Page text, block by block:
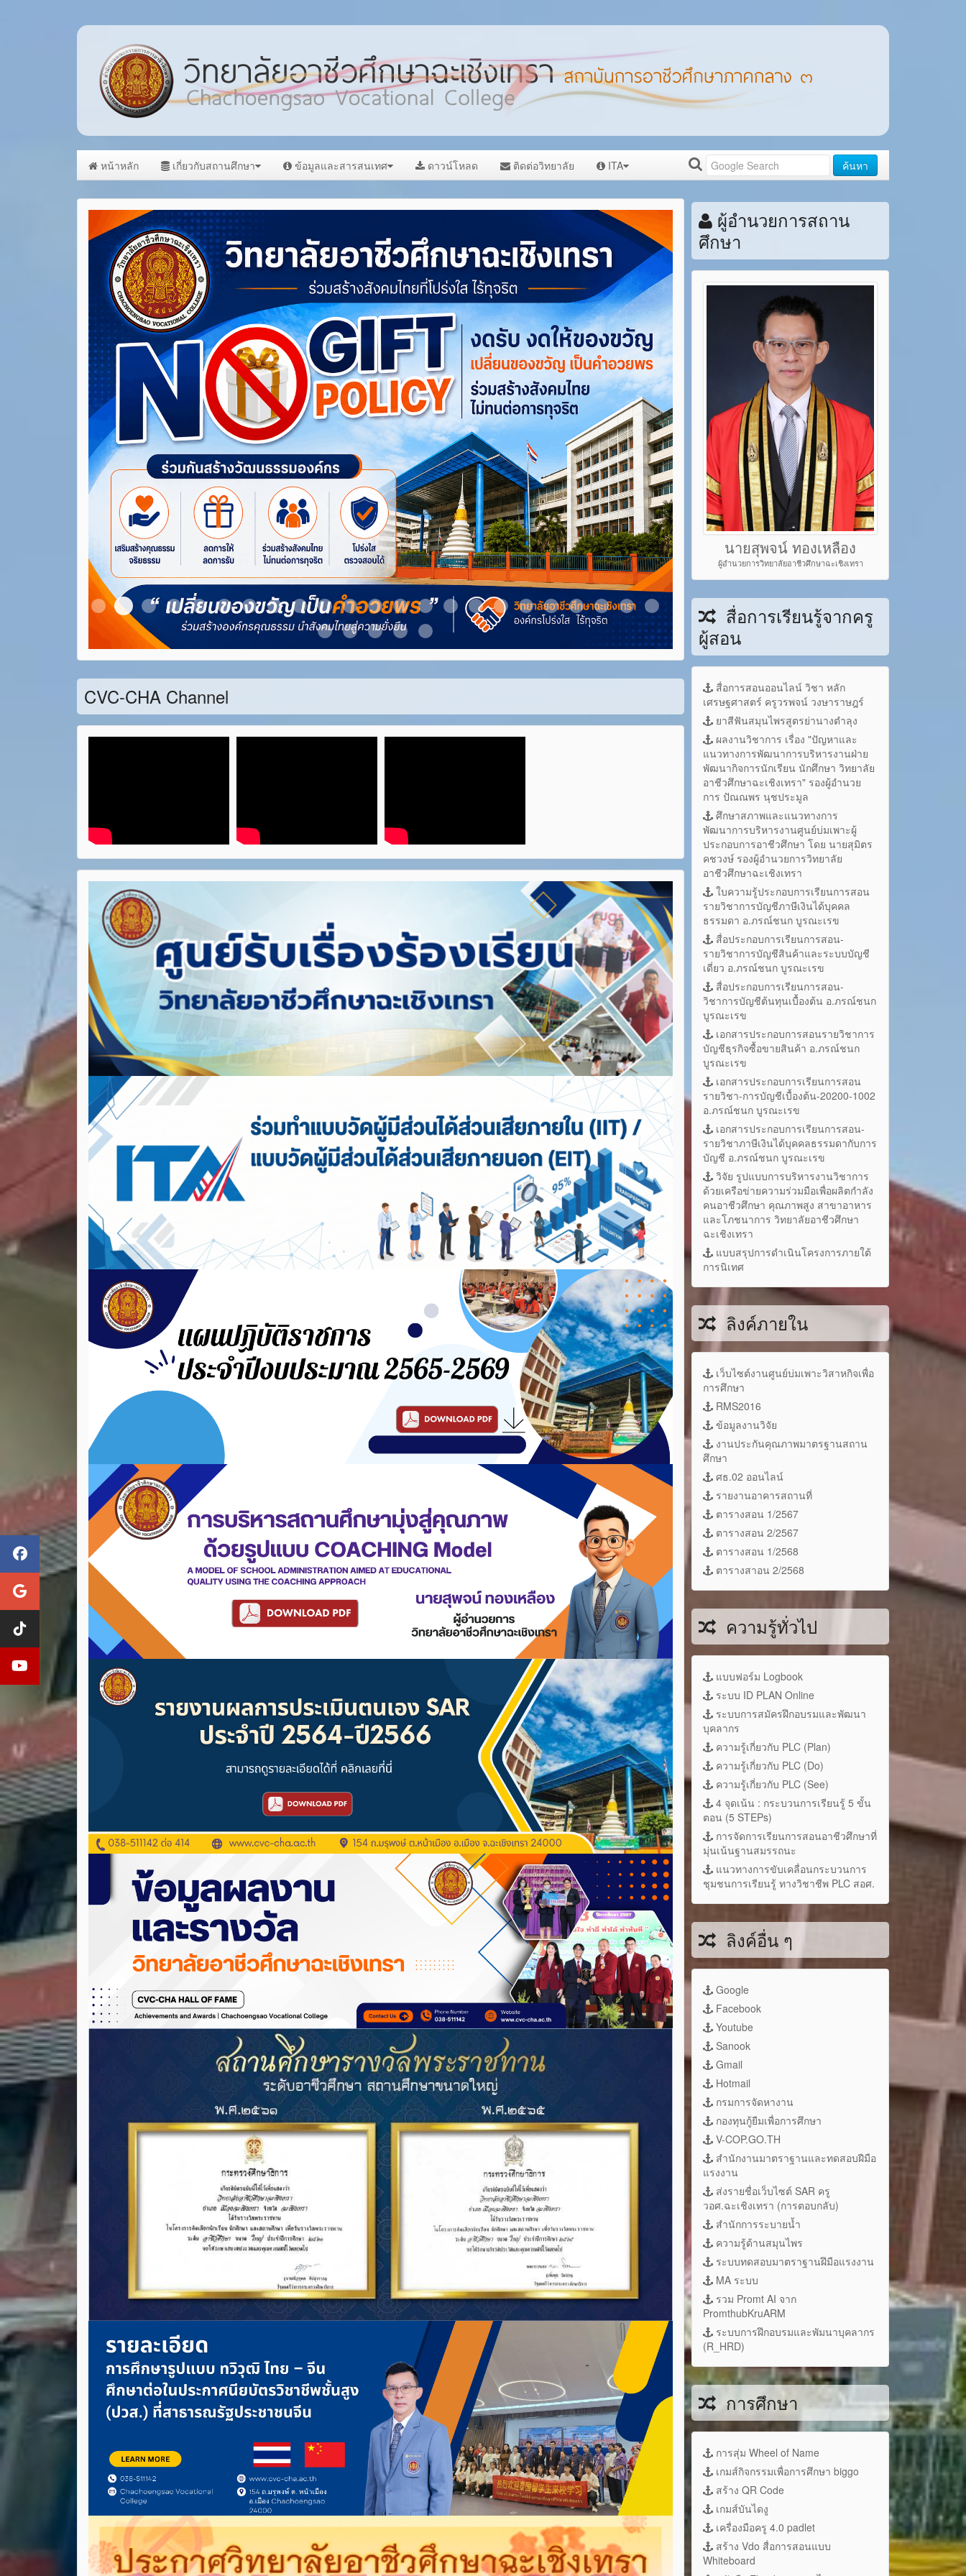
หน้าหลัก เกี่ยวกับสถานศึกษา ข้อมูลและสารสนเทศ ดาวน์โหลด ติดต่อวิทยาลัย ITA ค้นหา
Item 1Item 2Item 3Item 4Item 5Item 6Item 7Item 8Item 9Item 10Item 11Item 12Item 13Item 14Item 15Item 16Item 17Item 18Item 19Item 20Item 21Item 22Item 23
Item 24Item 25Item 26 Item 27 Item 28
CVC-CHA Channel
ผู้อำนวยการสถาน
ศึกษา
นายสุพจน์ ทองเหลือง
ผู้อำนวยการวิทยาลัยอาชีวศึกษาฉะเชิงเทรา
สื่อการเรียนรู้จากครู
ผู้สอน
สื่อการสอนออนไลน์ วิชา หลัก
เศรษฐศาสตร์ ครูวรพจน์ วงษาราษฎร์
ยาสีฟันสมุนไพรสูตรย่านางตำลุง
ผลงานวิชาการ เรื่อง "ปัญหาและ
แนวทางการพัฒนาการบริหารงานฝ่าย
พัฒนากิจการนักเรียน นักศึกษา วิทยาลัย
อาชีวศึกษาฉะเชิงเทรา" รองผู้อำนวย
การ ปัณณพร นุชประมูล
ศึกษาสภาพและแนวทางการ
พัฒนาการบริหารงานศูนย์บ่มเพาะผู้
ประกอบการอาชีวศึกษา โดย นายสุมิตร
คชวงษ์ รองผู้อำนวยการวิทยาลัย
อาชีวศึกษาฉะเชิงเทรา
ใบความรู้ประกอบการเรียนการสอน
รายวิชาการบัญชีภาษีเงินได้บุคคล
ธรรมดา อ.ภรณ์ชนก บูรณะเรข
สื่อประกอบการเรียนการสอน-
รายวิชาการบัญชีสินค้าและระบบบัญชี
เดี่ยว อ.ภรณ์ชนก บูรณะเรข
สื่อประกอบการเรียนการสอน-
วิชาการบัญชีต้นทุนเบื้องต้น อ.ภรณ์ชนก
บูรณะเรข
เอกสารประกอบการสอนรายวิชาการ
บัญชีธุรกิจซื้อขายสินค้า อ.ภรณ์ชนก
บูรณะเรข
เอกสารประกอบการเรียนการสอน
รายวิชา-การบัญชีเบื้องต้น-20200-1002
อ.ภรณ์ชนก บูรณะเรข
เอกสารประกอบการเรียนการสอน-
รายวิชาภาษีเงินได้บุคคลธรรมดากับการ
บัญชี อ.ภรณ์ชนก บูรณะเรข
วิจัย รูปแบบการบริหารงานวิชาการ
ด้วยเครือข่ายความร่วมมือเพื่อผลิตกำลัง
คนอาชีวศึกษา คุณภาพสูง สาขาอาหาร
และโภชนาการ วิทยาลัยอาชีวศึกษา
ฉะเชิงเทรา
แบบสรุปการดำเนินโครงการภายใต้
การนิเทศ
ลิงค์ภายใน
เว็บไซต์งานศูนย์บ่มเพาะวิสาหกิจเพื่อ
การศึกษา
RMS2016
ข้อมูลงานวิจัย
งานประกันคุณภาพมาตรฐานสถาน
ศึกษา
ศธ.02 ออนไลน์
รายงานอาคารสถานที่
ตารางสอน 1/2567
ตารางสอน 2/2567
ตารางสอน 1/2568
ตารางสาอน 2/2568
ความรู้ทั่วไป
แบบฟอร์ม Logbook
ระบบ ID PLAN Online
ระบบการสมัครฝึกอบรมและพัฒนา
บุคลากร
ความรู้เกี่ยวกับ PLC (Plan)
ความรู้เกี่ยวกับ PLC (Do)
ความรู้เกี่ยวกับ PLC (See)
4 จุดเน้น : กระบวนการเรียนรู้ 5 ขั้น
ตอน (5 STEPs)
การจัดการเรียนการสอนอาชีวศึกษาที่
มุ่นเน้นฐานสมรรถนะ
แนวทางการขับเคลื่อนกระบวนการ
ชุมชนการเรียนรู้ ทางวิชาชีพ PLC สอศ.
ลิงค์อื่น ๆ
Google
Facebook
Youtube
Sanook
Gmail
Hotmail
กรมการจัดหางาน
กองทุนกู้ยืมเพื่อการศึกษา
V-COP.GO.TH
สำนักงานมาตราฐานและทดสอบฝีมือ
แรงงาน
ส่งรายชื่อเว็บไซต์ SAR ครู
วอศ.ฉะเชิงเทรา (การตอบกลับ)
สำนักการระบายน้ำ
ความรู้ด้านสมุนไพร
ระบบทดสอบมาตราฐานฝึมือแรงงาน
MA ระบบ
รวม Promt AI จาก
PromthubKruARM
ระบบการฝึกอบรมและพัมนาบุคลากร
(R_HRD)
การศึกษา
การสุ่ม Wheel of Name
เกมส์กิจกรรมเพื่อการศึกษา biggo
สร้าง QR Code
เกมส์บันไดงู
เครื่องมือครู 4.0 padlet
สร้าง Vdo สื่อการสอนแบบ
Whiteboard